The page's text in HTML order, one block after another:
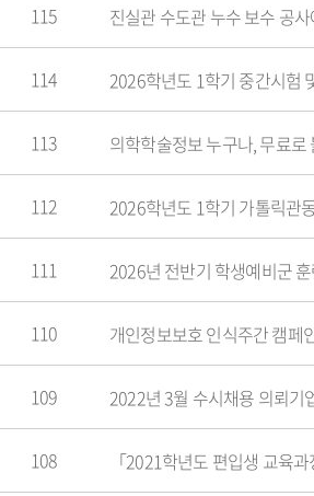
115 진실관 수도관 누수 보수 공
114 2026학년도 1학기 중간시험
113 의학학술정보 누구나, 무료
112 2026학년도 1학기 가톨릭관
111 2026년 전반기 학생예비군
110 개인정보보호 인식주간 캠페
109 2022년 3월 수시채용 의뢰기
108 「2021학년도 편입생 교육과